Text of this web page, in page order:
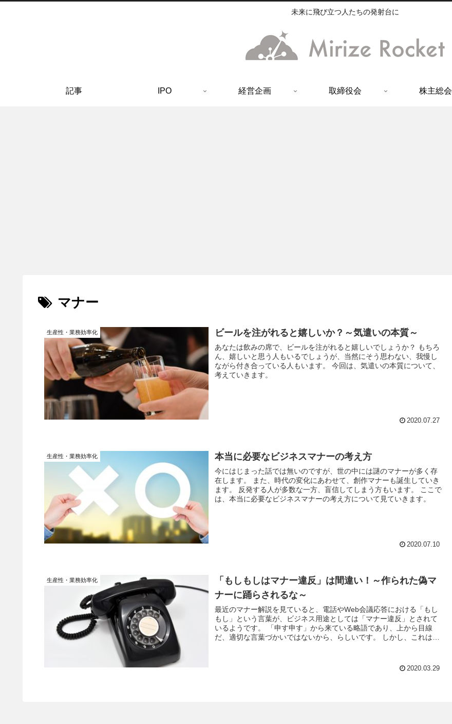
未来に飛び立つ人たちの発射台に
記事 IPO 経営企画 取締役会 株主総会
マナー
生産性・業務効率化 ビールを注がれると嬉しいか？～気遣いの本質～
あなたは飲みの席で、ビールを注がれると嬉しいでしょうか？ もちろ
ん、嬉しいと思う人もいるでしょうが、当然にそう思わない、我慢し
ながら付き合っている人もいます。 今回は、気遣いの本質について、
考えていきます。
2020.07.27
生産性・業務効率化 本当に必要なビジネスマナーの考え方
今にはじまった話では無いのですが、世の中には謎のマナーが多く存
在します。 また、時代の変化にあわせて、創作マナーも誕生していき
ます。 反発する人が多数な一方、盲信してしまう方もいます。 ここで
は、本当に必要なビジネスマナーの考え方について見ていきます。
2020.07.10
生産性・業務効率化
「もしもしはマナー違反」は間違い！～作られた偽マ
ナーに踊らされるな～
最近のマナー解説を見ていると、電話やWeb会議応答における「もし
もし」という言葉が、ビジネス用途としては「マナー違反」とされて
いるようです。 「申す申す」から来ている略語であり、上から目線
だ、適切な言葉づかいではないから、らしいです。 しかし、これは明
2020.03.29